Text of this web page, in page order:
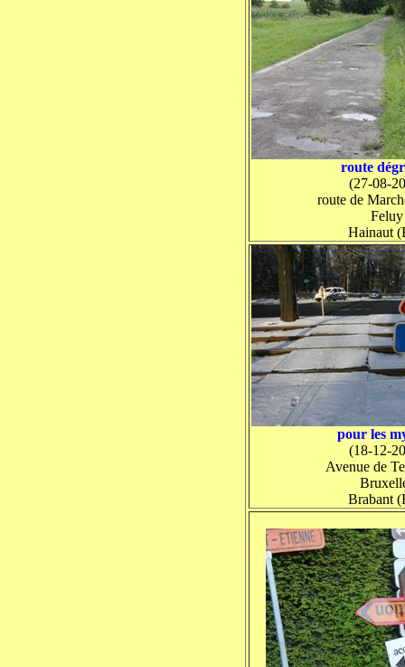
route
(27-08-
route de
Feluy
Hainaut
pour les
(18-12-
Avenue de
Brabant